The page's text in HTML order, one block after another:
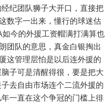
纪团队狮子大开口，直接把
数字一出来，懂行的球迷估
今的外援工资帽满打满算也
团队的意思，真金白银掏出
这管理层怕是以后连外援的
子可是清醒得很，要是把大
去自由市场连个二流外援的
一直在这个争冠的门槛上徘